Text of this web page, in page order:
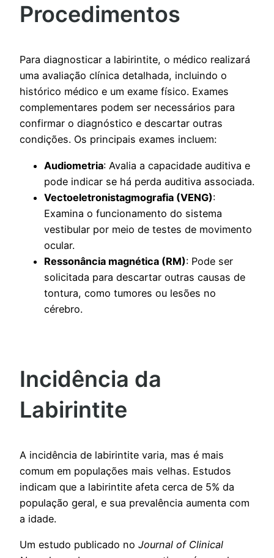
Procedimentos
Para diagnosticar a labirintite, o médico realizará
uma avaliação clínica detalhada, incluindo o
histórico médico e um exame físico. Exames
complementares podem ser necessários para
confirmar o diagnóstico e descartar outras
condições. Os principais exames incluem:
Audiometria: Avalia a capacidade auditiva e
pode indicar se há perda auditiva associada.
Vectoeletronistagmografia (VENG):
Examina o funcionamento do sistema
vestibular por meio de testes de movimento
ocular.
Ressonância magnética (RM): Pode ser
solicitada para descartar outras causas de
tontura, como tumores ou lesões no
cérebro.
Incidência da
Labirintite
A incidência de labirintite varia, mas é mais
comum em populações mais velhas. Estudos
indicam que a labirintite afeta cerca de 5% da
população geral, e sua prevalência aumenta com
a idade.
Um estudo publicado no Journal of Clinical